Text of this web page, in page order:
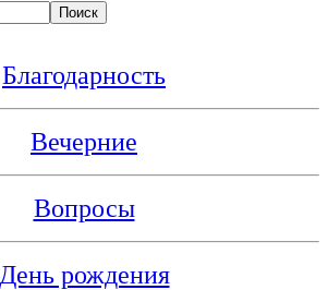
Поиск
Благодарность
Вечерние
Вопросы
День рождения